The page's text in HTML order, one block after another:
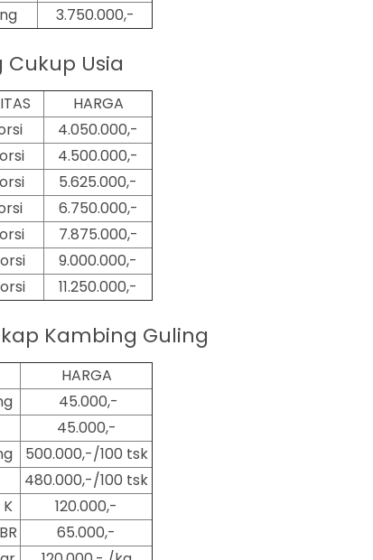
3.750.000,-
Usia
HARGA
4.050.000,-
4.500.000,-
5.625.000,-
6.750.000,-
7.875.000,-
9.000.000,-
11.250.000,-
Kambing Guling
HARGA
45.000,-
45.000,-
500.000,-/100 tsk
480.000,-/100 tsk
120.000,-
65.000,-